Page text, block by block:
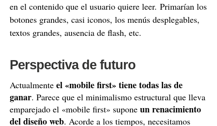
en el contenido que el usuario quiere leer. Primarían los
botones grandes, casi iconos, los menús desplegables,
textos grandes, ausencia de flash, etc.
Perspectiva de futuro
Actualmente el «mobile first» tiene todas las de
ganar. Parece que el minimalismo estructural que lleva
emparejado el «mobile first» supone un renacimiento
del diseño web. Acorde a los tiempos, necesitamos